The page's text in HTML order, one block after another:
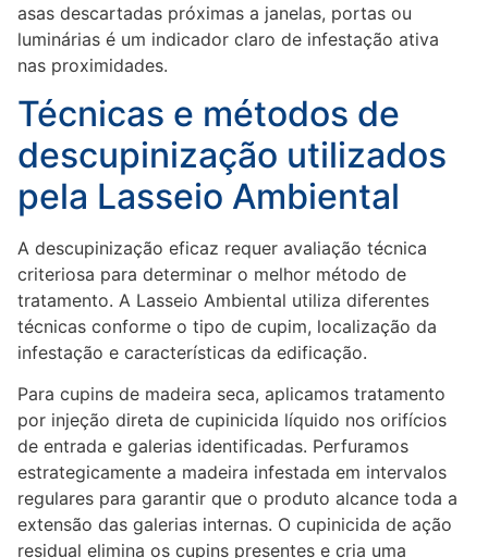
asas descartadas próximas a janelas, portas ou
luminárias é um indicador claro de infestação ativa
nas proximidades.
Técnicas e métodos de
descupinização utilizados
pela Lasseio Ambiental
A descupinização eficaz requer avaliação técnica
criteriosa para determinar o melhor método de
tratamento. A Lasseio Ambiental utiliza diferentes
técnicas conforme o tipo de cupim, localização da
infestação e características da edificação.
Para cupins de madeira seca, aplicamos tratamento
por injeção direta de cupinicida líquido nos orifícios
de entrada e galerias identificadas. Perfuramos
estrategicamente a madeira infestada em intervalos
regulares para garantir que o produto alcance toda a
extensão das galerias internas. O cupinicida de ação
residual elimina os cupins presentes e cria uma